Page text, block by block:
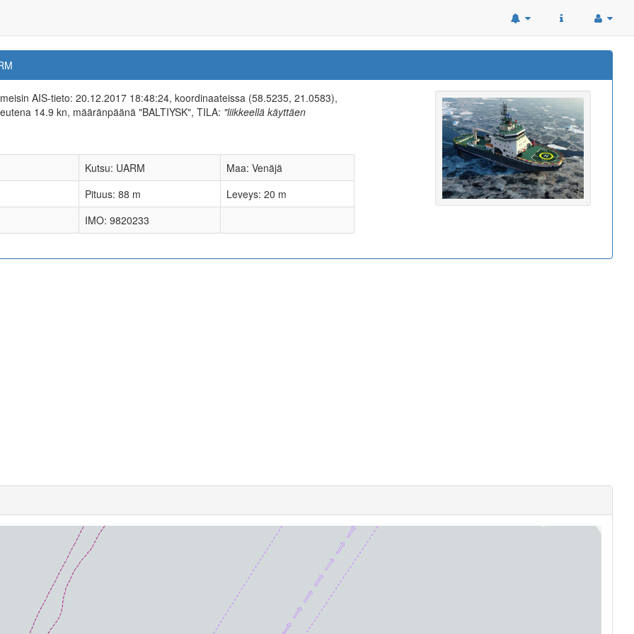
AIS-tieto: 20.12.2017 18:48:24, koordinaateissa (58.5235, 21.0583),
14.9 kn, määränpäänä "BALTIYSK", TILA: "liikkeellä käyttäen
Kutsu: UARM
Maa: Venäjä
Pituus: 88 m
Leveys: 20 m
IMO: 9820233